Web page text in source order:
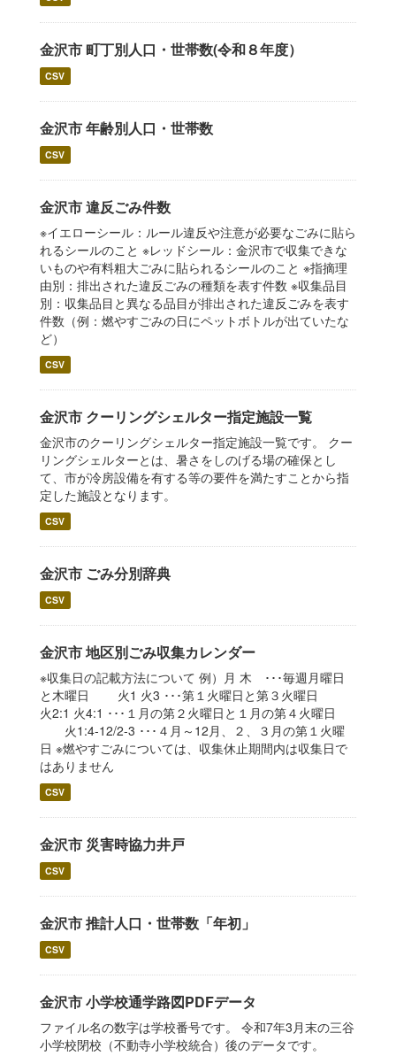
金沢市 町丁別人口・世帯数(令和８年度）
CSV
金沢市 年齢別人口・世帯数
CSV
金沢市 違反ごみ件数
※イエローシール：ルール違反や注意が必要なごみに貼ら
れるシールのこと ※レッドシール：金沢市で収集できな
いものや有料粗大ごみに貼られるシールのこと ※指摘理
由別：排出された違反ごみの種類を表す件数 ※収集品目
別：収集品目と異なる品目が排出された違反ごみを表す
件数（例：燃やすごみの日にペットボトルが出ていたな
ど）
CSV
金沢市 クーリングシェルター指定施設一覧
金沢市のクーリングシェルター指定施設一覧です。 クー
リングシェルターとは、暑さをしのげる場の確保とし
て、市が冷房設備を有する等の要件を満たすことから指
定した施設となります。
CSV
金沢市 ごみ分別辞典
CSV
金沢市 地区別ごみ収集カレンダー
※収集日の記載方法について 例）月 木 ･･･毎週月曜日
と木曜日 火1 火3 ･･･第１火曜日と第３火曜日
火2:1 火4:1 ･･･１月の第２火曜日と１月の第４火曜日
火1:4-12/2-3 ･･･４月～12月、２、３月の第１火曜
日 ※燃やすごみについては、収集休止期間内は収集日で
はありません
CSV
金沢市 災害時協力井戸
CSV
金沢市 推計人口・世帯数「年初」
CSV
金沢市 小学校通学路図PDFデータ
ファイル名の数字は学校番号です。 令和7年3月末の三谷
小学校閉校（不動寺小学校統合）後のデータです。